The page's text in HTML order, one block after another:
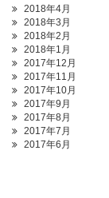
2018年4月
2018年3月
2018年2月
2018年1月
2017年12月
2017年11月
2017年10月
2017年9月
2017年8月
2017年7月
2017年6月